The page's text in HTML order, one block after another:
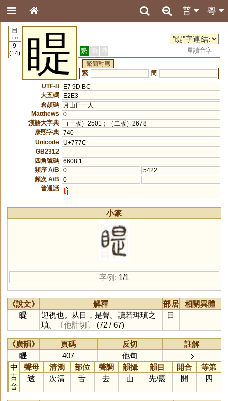
粵
普
目
109
9
(14)
睼 繁 簡 港
單讀音字
繁簡對應
繁
簡
UTF-8
E7 9D BC
大五碼
E2E3
倉頡碼
月山日一人
Matthews
0
漢語大字典
（一版）2501；（二版）2678
康熙字典 740
Unicode
U+777C
GB2312
四角號碼 6608.1
頻序 A/B
0
5422
頻次 A/B
0
--
普通話 t
小篆
字例: 1/1
《說文》 解釋 部居
相關異體
睼
迎視也。从目，是聲。讀若珥瑱之
瑱。
〔他計切〕 (72 / 67)
目
《廣韻》 頁碼 反切
註解
睼
407
他甸
中
古
音
聲母 清濁 部位 聲調 韻攝 韻目 開合
等第
透
次清 舌 去 山 先/霰 開 四